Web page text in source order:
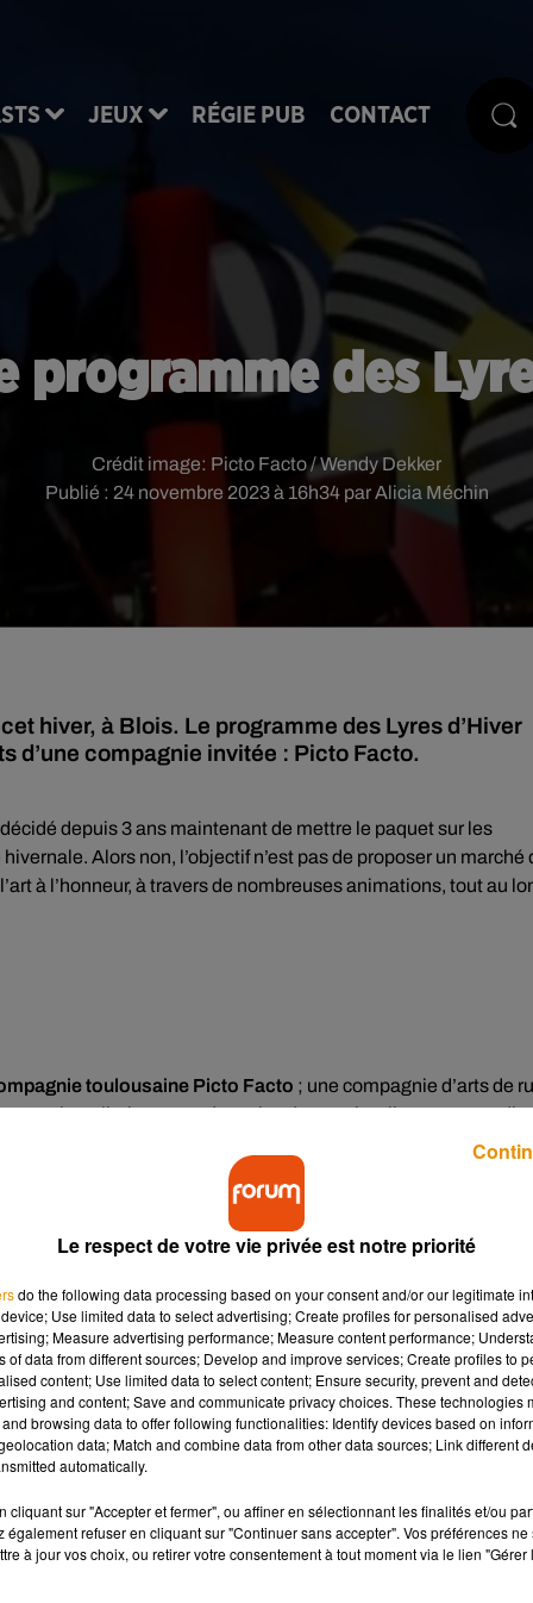
JEUX RÉGIE PUB CONTACT
programme des
Publié : 24 novembre 2023 à 16h34 par Alicia Méchin
Crédit image: Picto Facto / Wendy Dekker
hiver, à Blois. Le programme des Lyres d’Hiver
d’une compagnie invitée : Picto Facto.
depuis 3 ans maintenant de mettre le paquet sur les
Alors non, l’objectif n’est pas de proposer un marché
à l’honneur, à travers de nombreuses animations, tout au
toulousaine Picto Facto ; une compagnie d’arts de
ses installations. Pendant plus d’un mois, elle proposera
(Halle aux grains et Espace Jorge-Semprun).
décembre, salle Joséphine Baker (office du tourisme)
personnage gonflable de la compagnie présentent une
de ville. DJ Set au cœur des installations gonflables.
de ville et Patinoire.
Lyres d’Hiver, le samedi 2 décembre à 18h, place du
la présenced’une grande roue,place de la Résistance !
à 20h, les mercredis de 13h à 20h, et les vendredis,
Le respect de votre vie privée est notre priorité
do the following data processing based on your consent and/or our legitimate
Use limited data to select advertising; Create profiles for personalised
Measure advertising performance; Measure content performance;
of data from different sources; Develop and improve services; Create profiles to
content; Use limited data to select content; Ensure security, prevent and
and content; Save and communicate privacy choices. These technologies
browsing data to offer following functionalities: Identify devices based on
data; Match and combine data from other data sources; Link different
automatically.
cliquant sur "Accepter et fermer", ou affiner en sélectionnant les finalités et/ou
également refuser en cliquant sur "Continuer sans accepter". Vos préférences
à jour vos choix, ou retirer votre consentement à tout moment via le lien